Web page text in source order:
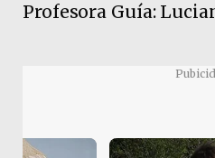
Profesora Guía: